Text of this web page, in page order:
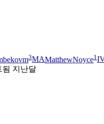
3MAMatthewNoyce1
됨 지난달